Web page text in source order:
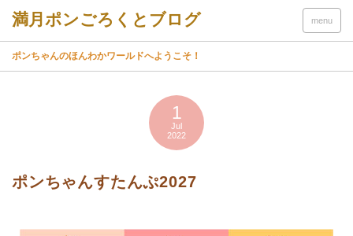
menu
ポンちゃんのほんわかワールドへようこそ！
1
Jul
2022
ポンちゃんすたんぷ2027